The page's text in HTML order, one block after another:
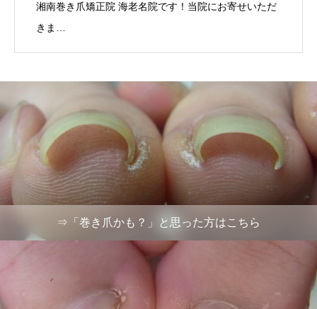
湘南巻き爪矯正院 海老名院です！当院にお寄せいただ
きま…
⇒「巻き爪かも？」と思った方はこちら